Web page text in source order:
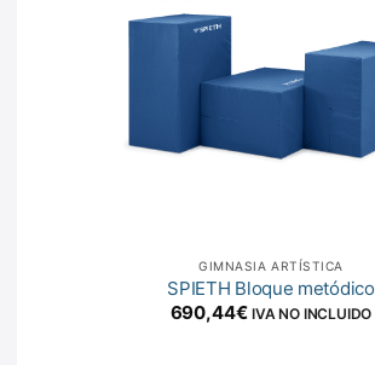
GIMNASIA ARTÍSTICA
SPIETH Bloque metódico
690,44€ IVA NO INCLUIDO